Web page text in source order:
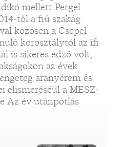
mellett Pergel
től a fiú szakág
közösen a Csepel
korosztálytól az ifi
is sikeres edző volt,
az évek
aranyérem és
elismeréséül a MESZ-
Az év utánpótlás